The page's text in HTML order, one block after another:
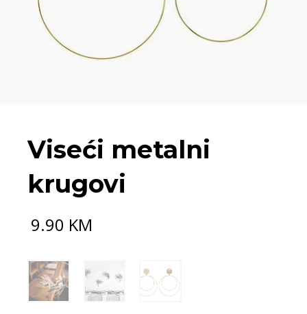
Viseći metalni
krugovi
9.90 KM